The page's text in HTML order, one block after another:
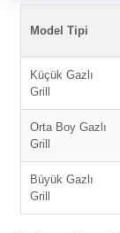
Model Tipi
Küçük Gazlı
Grill
Orta Boy Gazlı
Grill
Büyük Gazlı
Grill